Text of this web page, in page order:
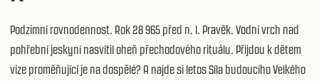
Podzimní rovnodennost. Rok 28 965 před n. l. Pravěk. Vodní vrch nad
pohřební jeskyní nasvítil oheň přechodového rituálu. Přijdou k dětem
vize proměňující je na dospělé? A najde si letos Síla budoucího Velkého